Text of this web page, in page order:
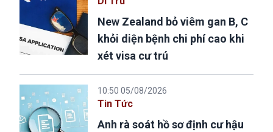
New Zealand bỏ viêm gan B, C
khỏi diện bệnh chi phí cao khi
xét visa cư trú
10:50 05/08/2026
Tin Tức
Anh rà soát hồ sơ định cư hậu